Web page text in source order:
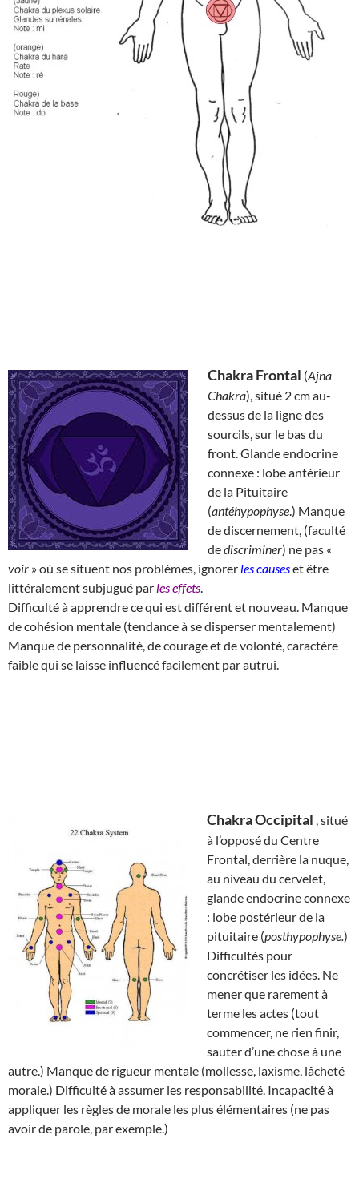
Chakra Frontal (Ajna
Chakra), situé 2 cm au-
dessus de la ligne des
sourcils, sur le bas du
front. Glande endocrine
connexe : lobe antérieur
de la Pituitaire
(antéhypophyse.) Manque
de discernement, (faculté
dediscriminer) ne pas «
voir » où se situent nos problèmes, ignorer les causeset être
littéralement subjugué par les effets
Difficulté à apprendre ce qui est différent et nouveau. Manque
de cohésion mentale (tendance à se disperser mentalement)
Manque de personnalité, de courage et de volonté, caractère
faible qui se laisse influencé facilement par autrui.
Chakra Occipital , situé
à l’opposé du Centre
Frontal, derrière la nuque,
au niveau du cervelet,
glande endocrine connexe
: lobe postérieur de la
pituitaire (posthypophyse.)
Difficultés pour
concrétiser les idées. Ne
mener que rarement à
terme les actes (tout
commencer, ne rien finir,
sauter d’une chose à une
autre.) Manque de rigueur mentale (mollesse, laxisme, lâcheté
morale.) Difficulté à assumer les responsabilité. Incapacité à
appliquer les règles de morale les plus élémentaires (ne pas
avoir de parole, par exemple.)